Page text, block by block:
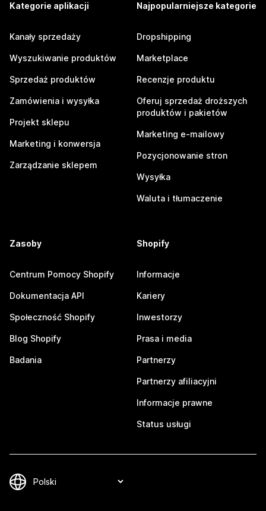
Kategorie aplikacji
Kanały sprzedaży
Wyszukiwanie produktów
Sprzedaż produktów
Zamówienia i wysyłka
Projekt sklepu
Marketing i konwersja
Zarządzanie sklepem
Najpopularniejsze kategorie
Dropshipping
Marketplace
Recenzje produktu
Oferuj sprzedaż droższych
produktów i pakietów
Marketing e-mailowy
Pozycjonowanie stron
Wysyłka
Waluta i tłumaczenie
Zasoby
Centrum Pomocy Shopify
Dokumentacja API
Społeczność Shopify
Blog Shopify
Badania
Shopify
Informacje
Kariery
Inwestorzy
Prasa i media
Partnerzy
Partnerzy afiliacyjni
Informacje prawne
Status usługi